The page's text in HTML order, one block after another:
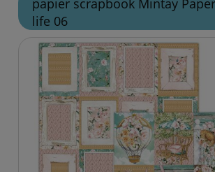
papier scrapbook Mintay
life 06